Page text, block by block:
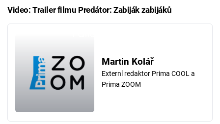
Video: Trailer filmu Predátor: Zabiják zabijáků
Martin Kolář
Externí redaktor Prima COOL a
Prima ZOOM